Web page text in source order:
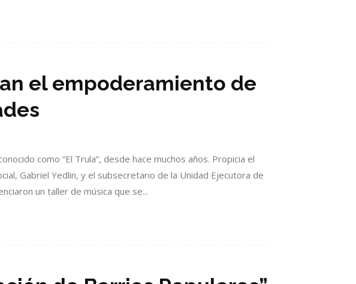
el empoderamiento de
como “El Trula”, desde hace muchos años. Propicia el
Gabriel Yedlin, y el subsecretario de la Unidad Ejecutora de
un taller de música que se...